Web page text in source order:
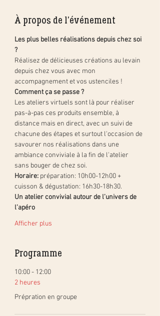
À propos de l'événement
Les plus belles réalisations depuis chez soi
?
Réalisez de délicieuses créations au levain
depuis chez vous avec mon
accompagnement et vos ustenciles !
Comment ça se passe ?
Les ateliers virtuels sont là pour réaliser
pas-à-pas ces produits ensemble, à
distance mais en direct, avec un suivi de
chacune des étapes et surtout l'occasion de
savourer nos réalisations dans une
ambiance conviviale à la fin de l'atelier
sans bouger de chez soi.
Horaire: préparation: 10h00-12h00 +
cuisson & dégustation: 16h30-18h30.
Un atelier convivial autour de l’univers de
l’apéro
Afficher plus
Programme
10:00 - 12:00
2 heures
Prépration en groupe